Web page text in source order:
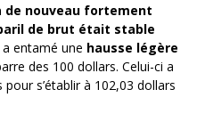
de nouveau fortement
de brut était stable
entamé une hausse légère
des 100 dollars. Celui-ci a
pour s’établir à 102,03 dollars